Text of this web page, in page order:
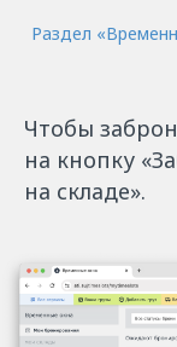
Раздел
Чтобы
на кнопку
на складе».